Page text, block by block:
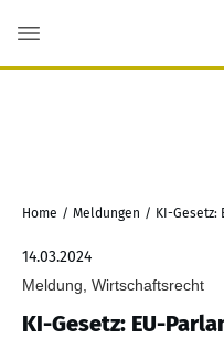
Home / Meldungen /
14.03.2024
Meldung, Wirtschaftsrecht
KI-Gesetz: EU-